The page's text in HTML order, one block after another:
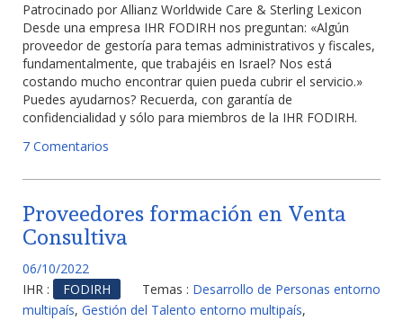
Patrocinado por Allianz Worldwide Care & Sterling Lexicon
Desde una empresa IHR FODIRH nos preguntan: «Algún
proveedor de gestoría para temas administrativos y fiscales,
fundamentalmente, que trabajéis en Israel? Nos está
costando mucho encontrar quien pueda cubrir el servicio.»
Puedes ayudarnos? Recuerda, con garantía de
confidencialidad y sólo para miembros de la IHR FODIRH.
7 Comentarios
Proveedores formación en Venta
Consultiva
06/10/2022
IHR :
FODIRH Temas : Desarrollo de Personas entorno
multipaís, Gestión del Talento entorno multipaís,